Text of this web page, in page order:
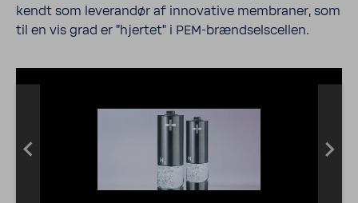
kendt som leverandør af inno­v­a­tive membraner, som
til en vis grad er "hjertet" i PEM-​brændsels­cellen.